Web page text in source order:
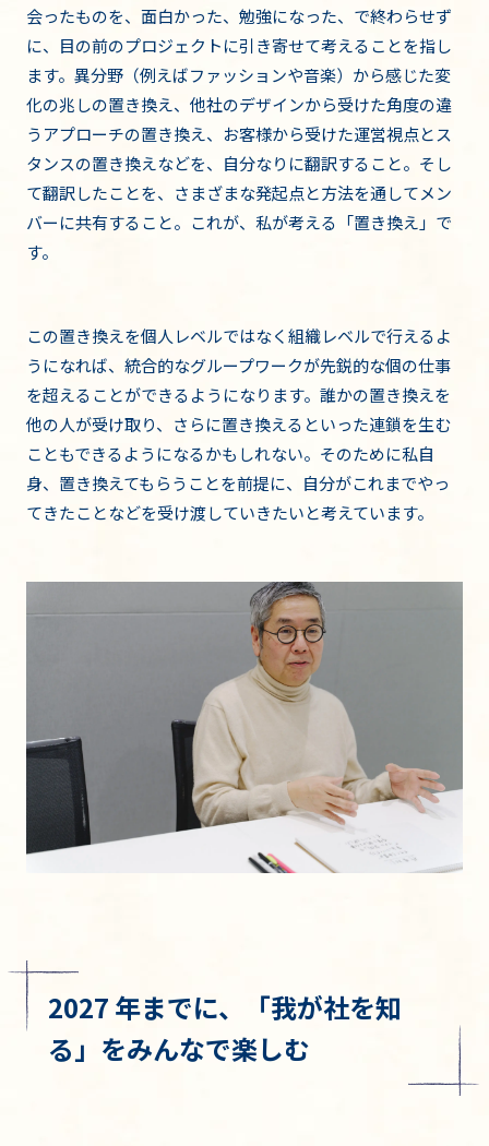
会ったものを、面白かった、勉強になった、で終わらせず
に、目の前のプロジェクトに引き寄せて考えることを指し
ます。異分野（例えばファッションや音楽）から感じた変
化の兆しの置き換え、他社のデザインから受けた角度の違
うアプローチの置き換え、お客様から受けた運営視点とス
タンスの置き換えなどを、自分なりに翻訳すること。そし
て翻訳したことを、さまざまな発起点と方法を通してメン
バーに共有すること。これが、私が考える「置き換え」で
す。
この置き換えを個人レベルではなく組織レベルで行えるよ
うになれば、統合的なグループワークが先鋭的な個の仕事
を超えることができるようになります。誰かの置き換えを
他の人が受け取り、さらに置き換えるといった連鎖を生む
こともできるようになるかもしれない。そのために私自
身、置き換えてもらうことを前提に、自分がこれまでやっ
てきたことなどを受け渡していきたいと考えています。
2027 年までに、「我が社を知
る」をみんなで楽しむ